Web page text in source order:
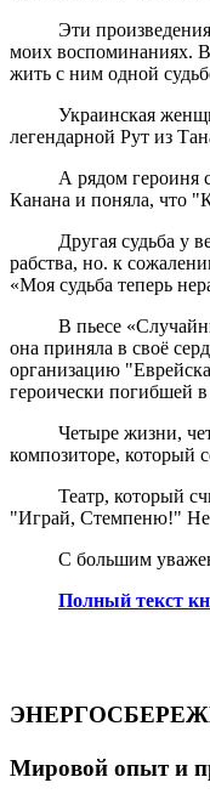
Эти
моих воспоминаниях. В
жить с ним одной
Украинская
легендарной Рут из
А рядом героиня
Канана и поняла, что
Другая судьба у
рабства, но. к
«Моя судьба теперь
В пьесе
она приняла в своё
организацию
героически погибшей в
Четыре жизни,
композиторе, который
Театр, который
"Играй, Стемпеню!"
С большим
Полный текст
Мировой опыт и